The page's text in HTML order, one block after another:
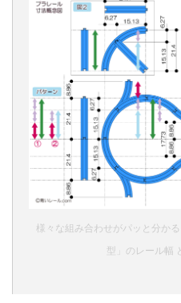
様々な組み合わせがパッと分か
型」のレール幅